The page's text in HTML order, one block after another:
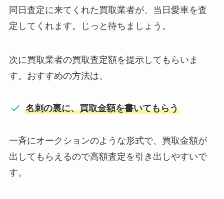
同日査定に来てくれた買取業者が、当日愛車を査
定してくれます。じっと待ちましょう。
次に買取業者の買取査定額を提示してもらいま
す。おすすめの方法は、
名刺の裏に、買取金額を書いてもらう
一斉にオークションのような形式で、買取金額が
出してもらえるので高額査定を引き出しやすいで
す。